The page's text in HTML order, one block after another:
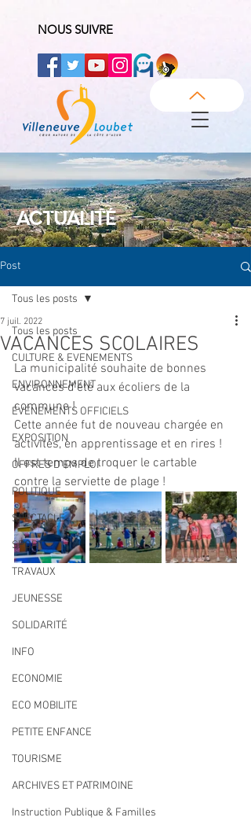
NOUS SUIVRE
ACTUALITÉ
Post
Tous les posts
CULTURE & EVENEMENTS
ENVIRONNEMENT
ÉVÉNEMENTS OFFICIELS
EXPOSITION
OFFRES D'EMPLOI
POLITIQUE
SPECTACLE
SPORT
TRAVAUX
JEUNESSE
SOLIDARITÉ
INFO
ECONOMIE
ECO MOBILITE
PETITE ENFANCE
TOURISME
ARCHIVES ET PATRIMOINE
Instruction Publique & Familles
Tous les posts
VACANCES SCOLAIRES
7 juil. 2022
La municipalité souhaite de bonnes
vacances d'été aux écoliers de la
commune !
Cette année fut de nouveau chargée en
activités, en apprentissage et en rires !
Il est temps de troquer le cartable
contre la serviette de plage !